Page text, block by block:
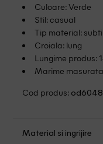
Culoare: Verde
Stil: casual
Tip material:
Croiala: lung
Lungime produs:
Marime
Cod produs:
Material si ingrijire